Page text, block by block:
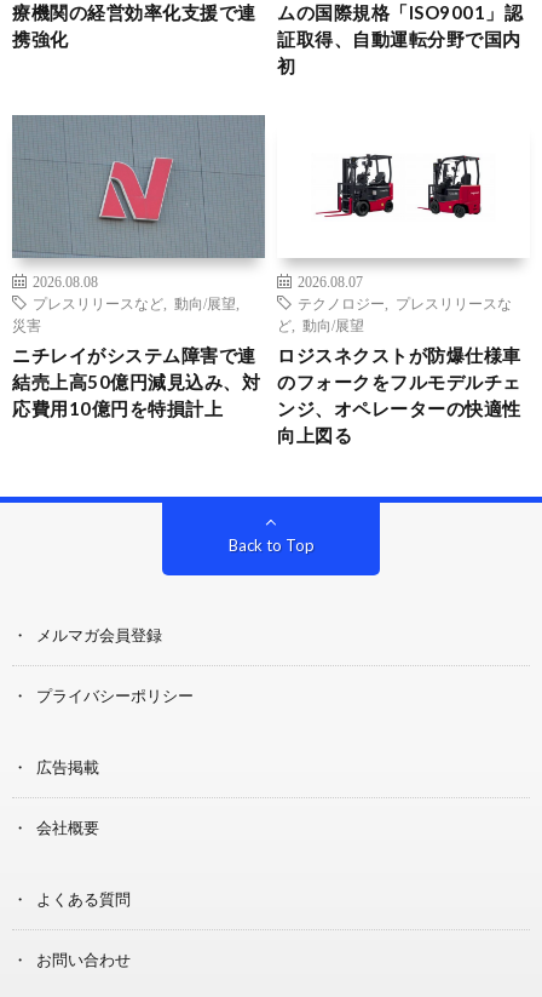
療機関の経営効率化支援で連
携強化
ムの国際規格「ISO9001」認
証取得、自動運転分野で国内
初
2026.08.08
プレスリリースなど
動向/展望
災害
ニチレイがシステム障害で連
結売上高50億円減見込み、対
応費用10億円を特損計上
2026.08.07
テクノロジー
プレスリリースな
ど
動向/展望
ロジスネクストが防爆仕様車
のフォークをフルモデルチェ
ンジ、オペレーターの快適性
向上図る
Back to Top
メルマガ会員登録
プライバシーポリシー
広告掲載
会社概要
よくある質問
お問い合わせ